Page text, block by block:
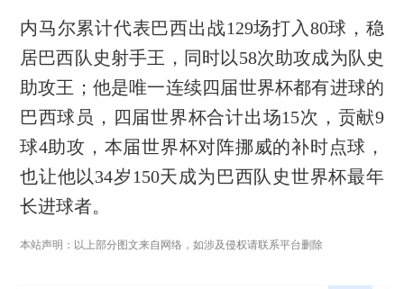
内马尔累计代表巴西出战129场打入80球，稳
居巴西队史射手王，同时以58次助攻成为队史
助攻王；他是唯一连续四届世界杯都有进球的
巴西球员，四届世界杯合计出场15次，贡献9
球4助攻，本届世界杯对阵挪威的补时点球，
也让他以34岁150天成为巴西队史世界杯最年
长进球者。
本站声明：以上部分图文来自网络，如涉及侵权请联系平台删除